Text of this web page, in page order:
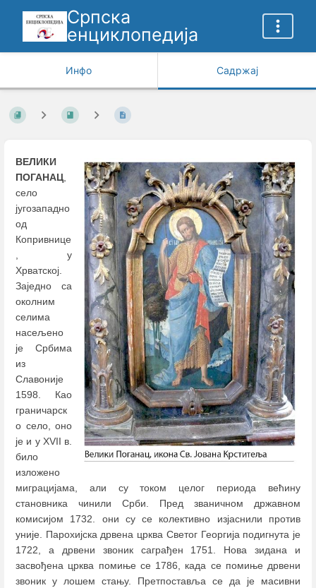
Српска
енциклопедија
Инфо Садржај
ВЕЛИКИ
ПОГАНАЦ,
село
југозападно
од
Копривнице
, у
Хрватској.
Заједно са
околним
селима
насељено
је Србима
из
Славоније
1598. Као
граничарск
о село, оно
је и у XVII в.
било
изложено
миграцијама, али су током целог периода већину
становника чинили Срби. Пред званичном државном
комисијом 1732. они су се колективно изјаснили против
уније. Парохијска дрвена црква Светог Георгија подигнута је
1722, а дрвени звоник саграђен 1751. Нова зидана и
засвођена црква помиње се 1786, када се помиње дрвени
звоник у лошем стању. Претпоставља се да је масивни